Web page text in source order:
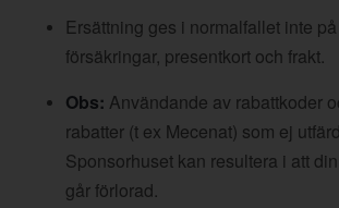
Ersättning ges i normalfallet inte
försäkringar, presentkort och frakt.
Obs: Användande av rabattkoder
rabatter (t ex Mecenat) som ej
Sponsorhuset kan resultera i att
går förlorad.